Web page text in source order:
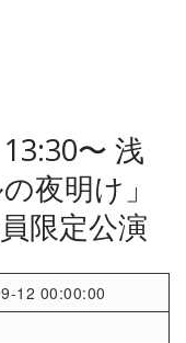
〜 浅
夜明け」
限定公演
12 00:00:00